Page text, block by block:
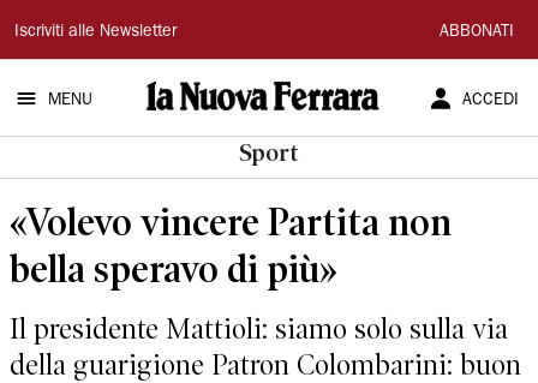
La
Nuova
Ferrara
Iscriviti alle Newsletter ABBONATI
MENU ACCEDI
Sport
«Volevo vincere Partita non
bella speravo di più»
Il presidente Mattioli: siamo solo sulla via
della guarigione Patron Colombarini: buon